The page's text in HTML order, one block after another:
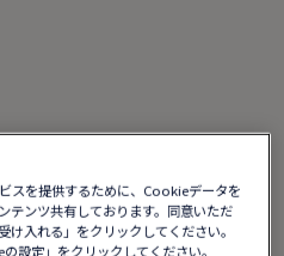
スを提供するために、Cookieデータを
テンツ共有しております。同意いただ
入れる」をクリックしてください。
設定」をクリックしてください。